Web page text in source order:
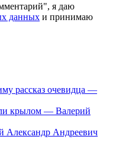
я даю
данных и принимаю
рассказ очевидца —
крылом — Валерий
Александр Андреевич